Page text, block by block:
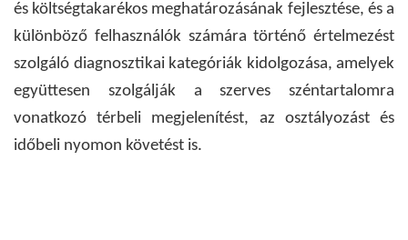
és költségtakarékos meghatározásának fejlesztése, és a
különböző felhasználók számára történő értelmezést
szolgáló diagnosztikai kategóriák kidolgozása, amelyek
együttesen szolgálják a szerves széntartalomra
vonatkozó térbeli megjelenítést, az osztályozást és
időbeli nyomon követést is.